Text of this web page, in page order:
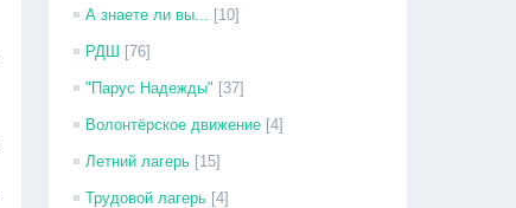
А знаете ли вы... [10]
РДШ [76]
"Парус Надежды" [37]
Волонтёрское движение [4]
Летний лагерь [15]
Трудовой лагерь [4]